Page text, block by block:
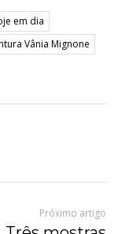
em dia
Vânia Mignone
Próximo artigo